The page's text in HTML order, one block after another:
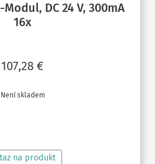
DC 24 V, 300mA
16x
107,28 €
Není skladem
na produkt